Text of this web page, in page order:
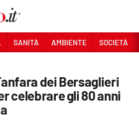
SANITÀ AMBIENTE SOCIETÀ
dei Bersaglieri
celebrare gli 80 anni